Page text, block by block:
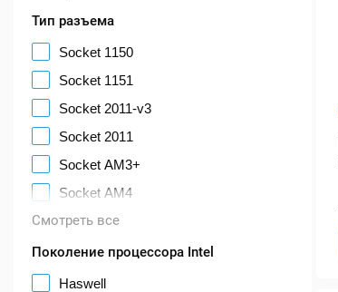
Тип разъема
Socket 1150
Socket 1151
Socket 2011-v3
Socket 2011
Socket AM3+
Socket AM4
Смотреть все
Поколение процессора Intel
Haswell